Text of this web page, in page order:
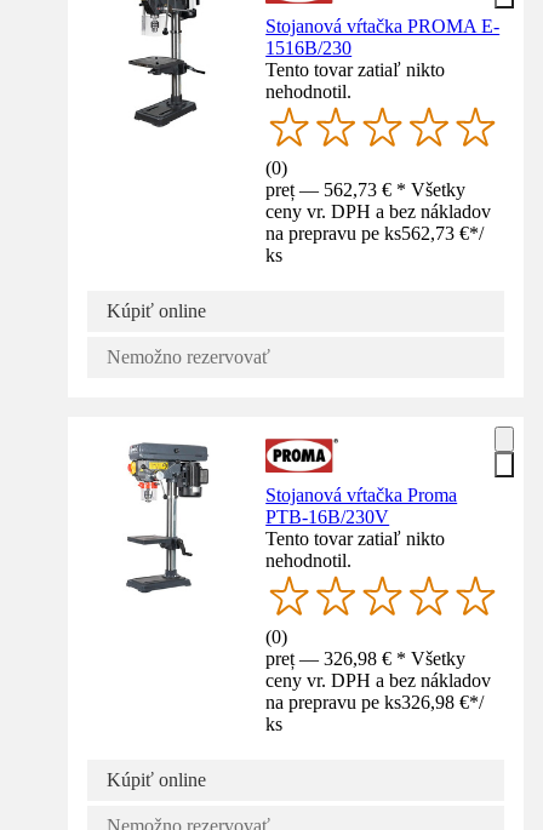
Stojanová vŕtačka PROMA E-
1516B/230
Tento tovar zatiaľ nikto
nehodnotil.
(0)
preț — 562,73 € * Všetky
ceny vr. DPH a bez nákladov
na prepravu pe ks562,73 €*/
ks
Kúpiť online
Nemožno rezervovať
Stojanová vŕtačka Proma
PTB-16B/230V
Tento tovar zatiaľ nikto
nehodnotil.
(0)
preț — 326,98 € * Všetky
ceny vr. DPH a bez nákladov
na prepravu pe ks326,98 €*/
ks
Kúpiť online
Nemožno rezervovať